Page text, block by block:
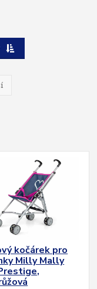
kočárek pro
Milly Mally